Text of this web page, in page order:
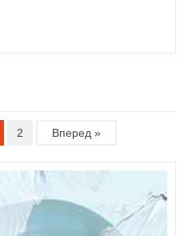
2 Вперед »